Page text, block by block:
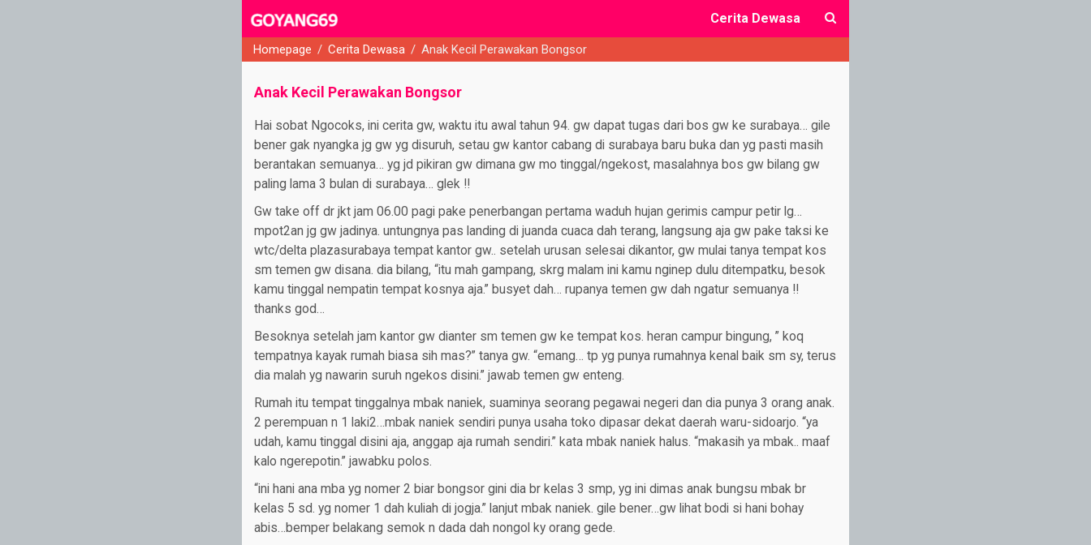
Cerita Dewasa
Homepage / Cerita Dewasa / Anak Kecil Perawakan Bongsor
Anak Kecil Perawakan Bongsor
Hai sobat Ngocoks, ini cerita gw, waktu itu awal tahun 94. gw dapat tugas dari bos gw ke surabaya… gile
bener gak nyangka jg gw yg disuruh, setau gw kantor cabang di surabaya baru buka dan yg pasti masih
berantakan semuanya… yg jd pikiran gw dimana gw mo tinggal/ngekost, masalahnya bos gw bilang gw
paling lama 3 bulan di surabaya… glek !!
Gw take off dr jkt jam 06.00 pagi pake penerbangan pertama waduh hujan gerimis campur petir lg…
mpot2an jg gw jadinya. untungnya pas landing di juanda cuaca dah terang, langsung aja gw pake taksi ke
wtc/delta plazasurabaya tempat kantor gw.. setelah urusan selesai dikantor, gw mulai tanya tempat kos
sm temen gw disana. dia bilang, “itu mah gampang, skrg malam ini kamu nginep dulu ditempatku, besok
kamu tinggal nempatin tempat kosnya aja.” busyet dah… rupanya temen gw dah ngatur semuanya !!
thanks god…
Besoknya setelah jam kantor gw dianter sm temen gw ke tempat kos. heran campur bingung, ” koq
tempatnya kayak rumah biasa sih mas?” tanya gw. “emang… tp yg punya rumahnya kenal baik sm sy, terus
dia malah yg nawarin suruh ngekos disini.” jawab temen gw enteng.
Rumah itu tempat tinggalnya mbak naniek, suaminya seorang pegawai negeri dan dia punya 3 orang anak.
2 perempuan n 1 laki2…mbak naniek sendiri punya usaha toko dipasar dekat daerah waru-sidoarjo. “ya
udah, kamu tinggal disini aja, anggap aja rumah sendiri.” kata mbak naniek halus. “makasih ya mbak.. maaf
kalo ngerepotin.” jawabku polos.
“ini hani ana mba yg nomer 2 biar bongsor gini dia br kelas 3 smp, yg ini dimas anak bungsu mbak br
kelas 5 sd. yg nomer 1 dah kuliah di jogja.” lanjut mbak naniek. gile bener…gw lihat bodi si hani bohay
abis…bemper belakang semok n dada dah nongol ky orang gede.